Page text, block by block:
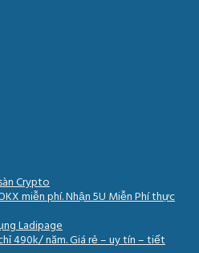
Crypto
miễn phí. Nhận 5U Miễn Phí thực
Ladipage
490k/ năm. Giá rẻ – uy tín – tiết